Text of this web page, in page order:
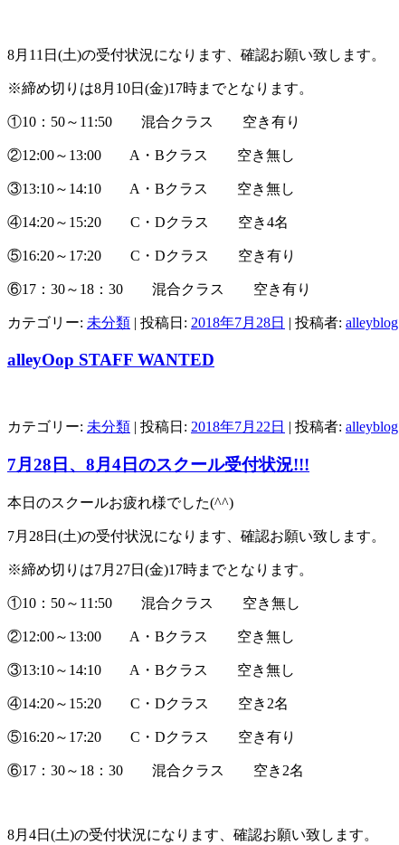
8月11日(土)の受付状況になります、確認お願い致します。
※締め切りは8月10日(金)17時までとなります。
①10：50～11:50 混合クラス 空き有り
②12:00～13:00 A・Bクラス 空き無し
③13:10～14:10 A・Bクラス 空き無し
④14:20～15:20 C・Dクラス 空き4名
⑤16:20～17:20 C・Dクラス 空き有り
⑥17：30～18：30 混合クラス 空き有り
カテゴリー: 未分類 | 投稿日: 2018年7月28日 | 投稿者: alleyblog
alleyOop STAFF WANTED
カテゴリー: 未分類 | 投稿日: 2018年7月22日 | 投稿者: alleyblog
7月28日、8月4日のスクール受付状況!!!
本日のスクールお疲れ様でした(^^)
7月28日(土)の受付状況になります、確認お願い致します。
※締め切りは7月27日(金)17時までとなります。
①10：50～11:50 混合クラス 空き無し
②12:00～13:00 A・Bクラス 空き無し
③13:10～14:10 A・Bクラス 空き無し
④14:20～15:20 C・Dクラス 空き2名
⑤16:20～17:20 C・Dクラス 空き有り
⑥17：30～18：30 混合クラス 空き2名
8月4日(土)の受付状況になります、確認お願い致します。